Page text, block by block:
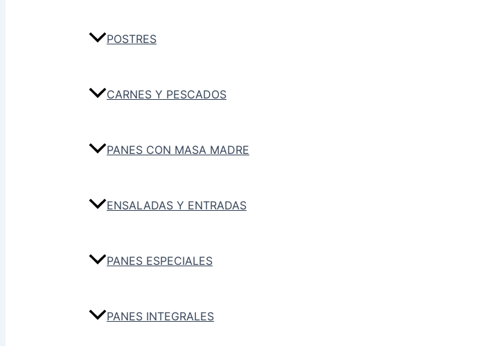
POSTRES
CARNES Y PESCADOS
PANES CON MASA MADRE
ENSALADAS Y ENTRADAS
PANES ESPECIALES
PANES INTEGRALES